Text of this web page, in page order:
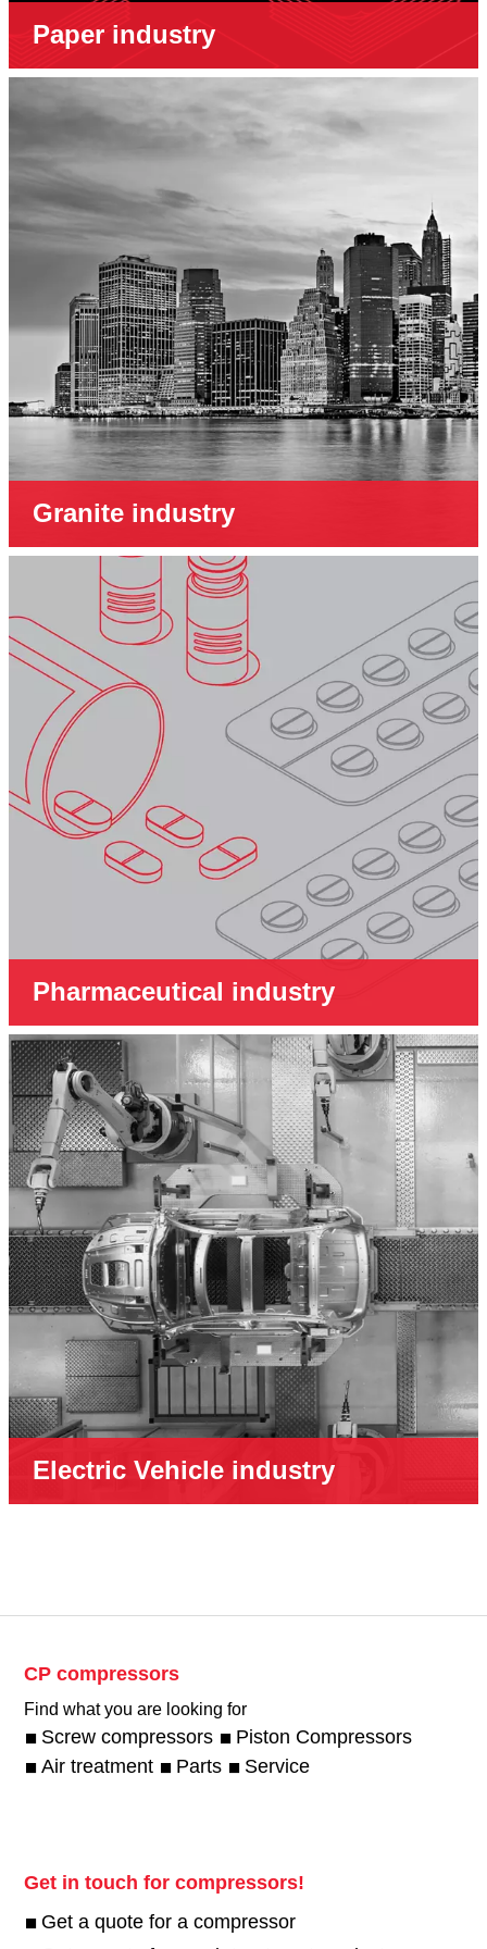
Paper industry
Granite industry
Pharmaceutical industry
Electric Vehicle industry
CP compressors
Find what you are looking for
Screw compressors
Piston Compressors
Air treatment
Parts Service
Get in touch for compressors!
Get a quote for a compressor